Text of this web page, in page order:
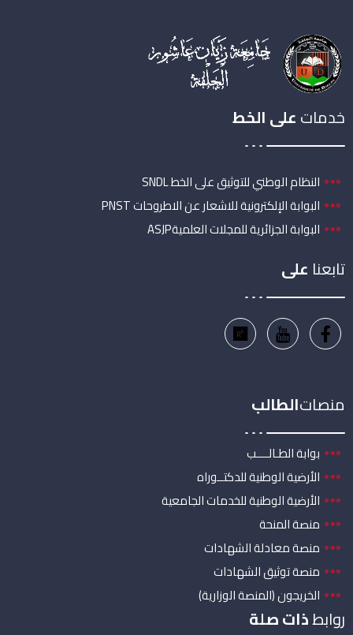
خدماتعلى الخط
النظام الوطني للتوثيق على الخط SNDL
البوابة الإلكترونية للاشعار عن الاطروحات PNST
البوابة الجزائرية للمجلات العلميةASJP
تابعنا على
منصاتالطالب
بوابة الطـالــــب
الأرضية الوطنية للدكتــوراه
الأرضية الوطنية للخدمات الجامعية
منصة المنحة
منصة معادلة الشهادات
منصة توثيق الشهادات
الخريجون (المنصة الوزارية)
روابطذات صلة